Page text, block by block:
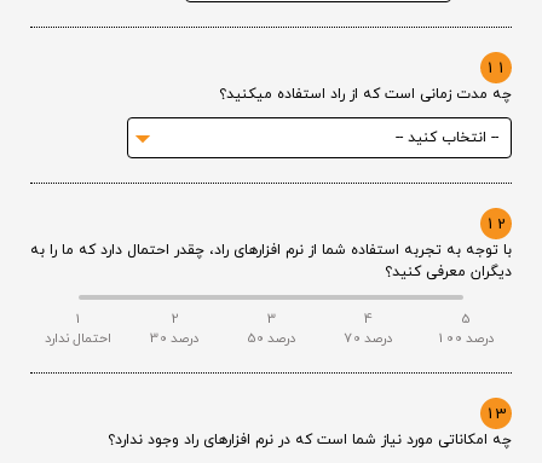
11
چه مدت زمانی است که از راد استفاده میکنید؟
12
با توجه به تجربه استفاده شما از نرم افزارهای راد، چقدر احتمال دارد که ما را به
دیگران معرفی کنید؟
1
احتمال ندارد
2
30 درصد
3
50 درصد
4
70 درصد
5
100 درصد
13
چه امکاناتی مورد نیاز شما است که در نرم افزارهای راد وجود ندارد؟